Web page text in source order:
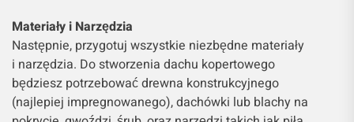
Materiały i Narzędzia
Następnie, przygotuj wszystkie niezbędne materiały
i narzędzia. Do stworzenia dachu kopertowego
będziesz potrzebować drewna konstrukcyjnego
(najlepiej impregnowanego), dachówki lub blachy na